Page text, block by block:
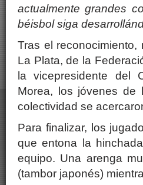
actualmente grandes
béisbol siga
Tras el
La Plata, de la
la vicepresidente del
Morea, los jóvenes de
colectividad se
Para finalizar, los
que entona la
equipo. Una arenga
(tambor japonés)